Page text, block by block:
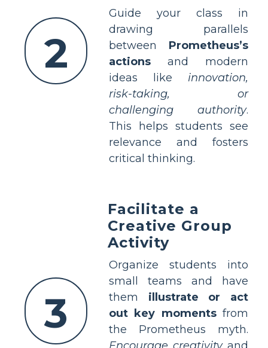
2
Guide your class in
drawing parallels
between Prometheus’s
actions and modern
ideas like innovation,
risk-taking, or
challenging authority.
This helps students see
relevance and fosters
critical thinking.
3
Facilitate a
Creative Group
Activity
Organize students into
small teams and have
them illustrate or act
out key momentsfrom
the Prometheus myth.